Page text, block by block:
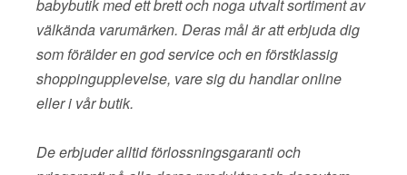
babybutik med ett brett och noga utvalt sortiment av
välkända varumärken. Deras mål är att erbjuda dig
som förälder en god service och en förstklassig
shoppingupplevelse, vare sig du handlar online
eller i vår butik.
De erbjuder alltid förlossningsgaranti och